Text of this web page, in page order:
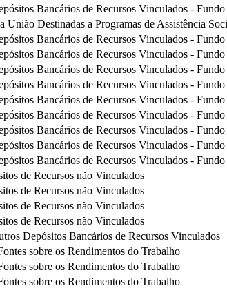
Bancários de Recursos Vinculados - Fundo
União Destinadas a Programas de Assistência
Bancários de Recursos Vinculados -
Bancários de Recursos Vinculados -
Bancários de Recursos Vinculados -
Bancários de Recursos Vinculados -
Bancários de Recursos Vinculados -
Bancários de Recursos Vinculados -
Bancários de Recursos Vinculados -
Bancários de Recursos Vinculados -
Bancários de Recursos Vinculados -
de Recursos não Vinculados
de Recursos não Vinculados
de Recursos não Vinculados
de Recursos não Vinculados
Depósitos Bancários de Recursos Vinculados
sobre os Rendimentos do Trabalho
sobre os Rendimentos do Trabalho
sobre os Rendimentos do Trabalho